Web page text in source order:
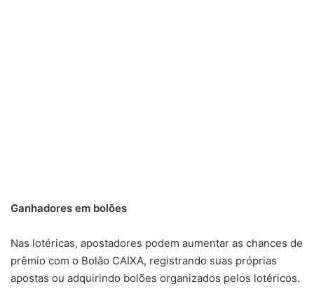
Ganhadores em bolões
Nas lotéricas, apostadores podem aumentar as chances de
prêmio com o Bolão CAIXA, registrando suas próprias
apostas ou adquirindo bolões organizados pelos lotéricos.